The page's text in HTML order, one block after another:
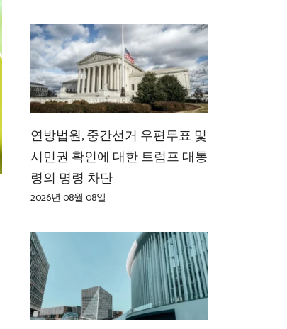
연방법원, 중간선거 우편투표 및
시민권 확인에 대한 트럼프 대통
령의 명령 차단
2026년 08월 08일